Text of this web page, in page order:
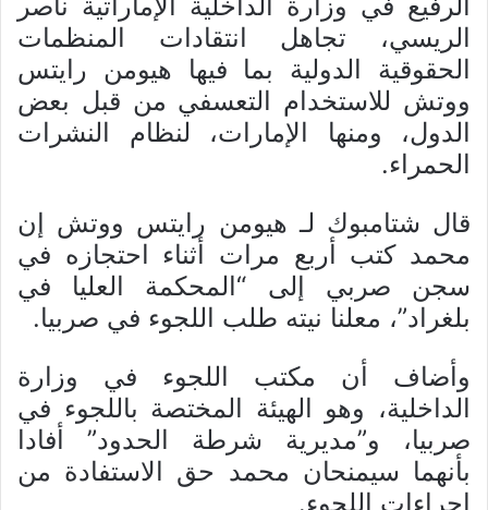
الريسي، تجاهل انتقادات المنظمات
الحقوقية الدولية بما فيها هيومن رايتس
ووتش للاستخدام التعسفي من قبل بعض
الدول، ومنها الإمارات، لنظام النشرات
الحمراء.
قال شتامبوك لـ هيومن رايتس ووتش إن
محمد كتب أربع مرات أثناء احتجازه في
سجن صربي إلى “المحكمة العليا في
بلغراد”، معلنا نيته طلب اللجوء في صربيا.
وأضاف أن مكتب اللجوء في وزارة
الداخلية، وهو الهيئة المختصة باللجوء في
صربيا، و”مديرية شرطة الحدود” أفادا
بأنهما سيمنحان محمد حق الاستفادة من
إجراءات اللجوء.